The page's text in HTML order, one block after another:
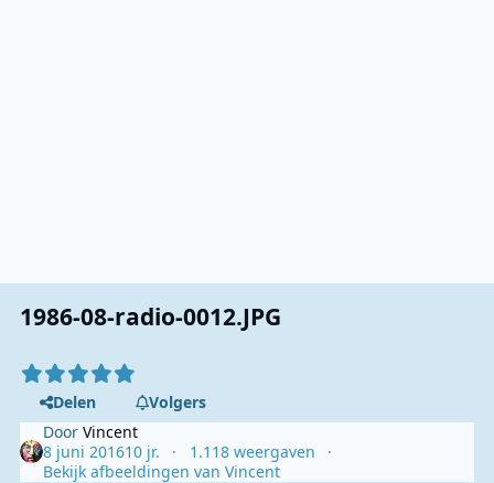
1986-08-radio-0012.JPG
Delen
Volgers
DoorVincent
8 juni 201610 jr.
1.118 weergaven
Bekijk afbeeldingen van Vincent